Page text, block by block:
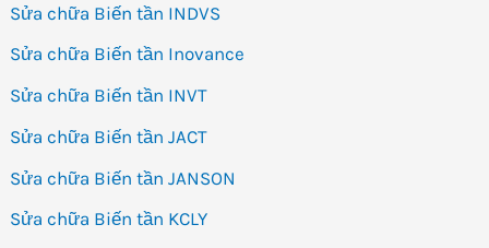
Sửa chữa Biến tần INDVS
Sửa chữa Biến tần Inovance
Sửa chữa Biến tần INVT
Sửa chữa Biến tần JACT
Sửa chữa Biến tần JANSON
Sửa chữa Biến tần KCLY